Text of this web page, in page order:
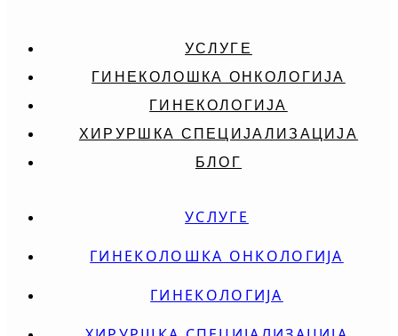
УСЛУГЕ
ГИНЕКОЛОШКА ОНКОЛОГИЈА
ГИНЕКОЛОГИЈА
ХИРУРШКА СПЕЦИЈАЛИЗАЦИЈА
БЛОГ
УСЛУГЕ
ГИНЕКОЛОШКА ОНКОЛОГИЈА
ГИНЕКОЛОГИЈА